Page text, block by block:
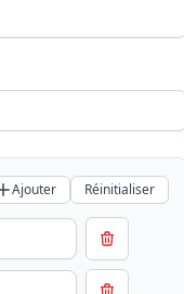
Ajouter Réinitialiser